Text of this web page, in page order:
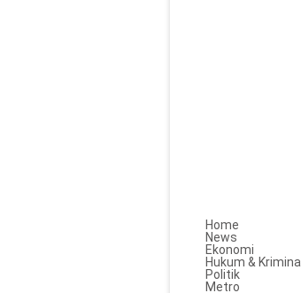
Home
News
Ekonomi
Hukum & Kriminal
Politik
Metro